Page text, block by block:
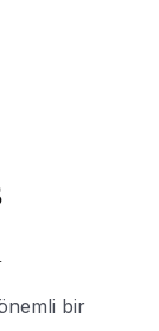
bir